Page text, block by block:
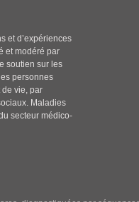
et d’expériences
et modéré par
soutien sur les
personnes
vie, par
Maladies
secteur médico-